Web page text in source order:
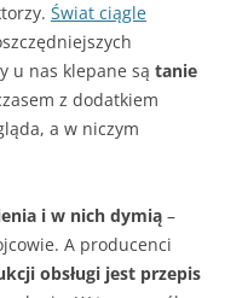
Świat ciągle
u nas klepane są tanie
z dodatkiem
a w niczym
i w nich dymią –
A producenci
obsługi jest przepis